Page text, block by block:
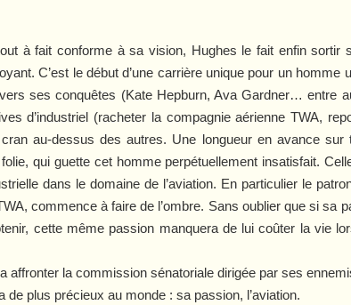
à fait conforme à sa vision, Hughes le fait enfin sortir
C’est le début d’une carrière unique pour un homme
ses conquêtes (Kate Hepburn, Ava Gardner… entre
d’industriel (racheter la compagnie aérienne TWA,
au-dessus des autres. Une longueur en avance sur
qui guette cet homme perpétuellement insatisfait.
dans le domaine de l’aviation. En particulier le
commence à faire de l’ombre. Sans oublier que si sa
cette même passion manquera de lui coûter la vie
affronter la commission sénatoriale dirigée par ses
de plus précieux au monde : sa passion, l’aviation.